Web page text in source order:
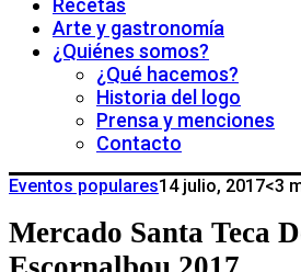
Recetas
Arte y gastronomía
¿Quiénes somos?
¿Qué hacemos?
Historia del logo
Prensa y menciones
Contacto
Eventos populares14 julio, 2017<3
Mercado Santa Teca